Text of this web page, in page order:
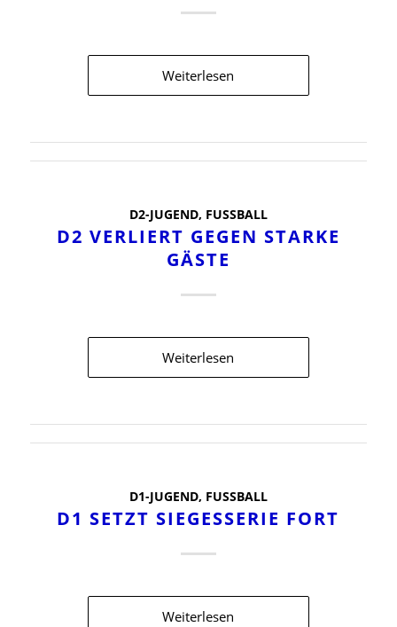
Weiterlesen
D2-JUGEND, FUSSBALL
D2 VERLIERT GEGEN STARKE
GÄSTE
Weiterlesen
D1-JUGEND, FUSSBALL
D1 SETZT SIEGESSERIE FORT
Weiterlesen